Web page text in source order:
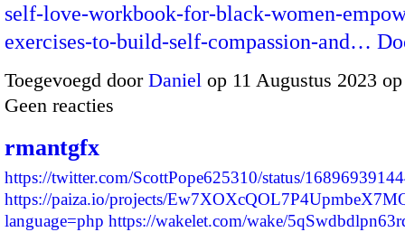
self-love-workbook-for-black-women-
exercises-to-build-self-compassion-and…
Toegevoegd door Daniel op 11 Augustus 2023
Geen reacties
rmantgfx
https://twitter.com/ScottPope625310/status/
https://paiza.io/projects/
language=php https://wakelet.com/wake/